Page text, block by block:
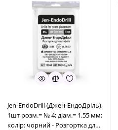
Jen-EndoDrill (Джен-ЕндоДріль),
1шт розм.= № 4; діам.= 1.55 мм;
колір: чорний - Розгортка для